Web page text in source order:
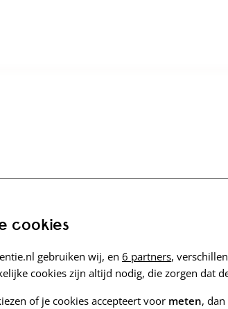
cookies
gebruiken wij, en 6 partners,
cookies zijn altijd nodig, die zorgen dat
of je cookies accepteert voor meten,